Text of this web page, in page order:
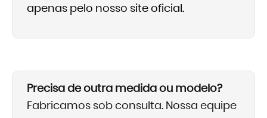
apenas pelo nosso site oficial.
Precisa de outra medida ou modelo?
Fabricamos sob consulta. Nossa equipe